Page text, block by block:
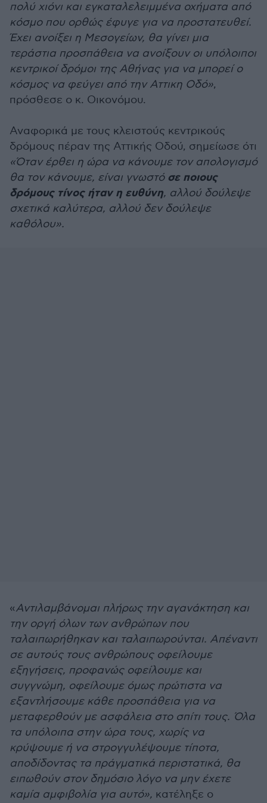
πολύ χιόνι και εγκαταλελειμμένα οχήματα από
κόσμο που ορθώς έφυγε για να προστατευθεί.
Έχει ανοίξει η Μεσογείων, θα γίνει μια
τεράστια προσπάθεια να ανοίξουν οι υπόλοιποι
κεντρικοί δρόμοι της Αθήνας για να μπορεί ο
κόσμος να φεύγει από την Αττικη Οδό»,
πρόσθεσε ο κ. Οικονόμου.
Αναφορικά με τους κλειστούς κεντρικούς
δρόμους πέραν της Αττικής Οδού, σημείωσε ότι
«Όταν έρθει η ώρα να κάνουμε τον απολογισμό
θα τον κάνουμε, είναι γνωστό σε ποιους
δρόμους τίνος ήταν η ευθύνη, αλλού δούλεψε
σχετικά καλύτερα, αλλού δεν δούλεψε
καθόλου».
«Αντιλαμβάνομαι πλήρως την αγανάκτηση και
την οργή όλων των ανθρώπων που
ταλαιπωρήθηκαν και ταλαιπωρούνται. Απέναντι
σε αυτούς τους ανθρώπους οφείλουμε
εξηγήσεις, προφανώς οφείλουμε και
συγγνώμη, οφείλουμε όμως πρώτιστα να
εξαντλήσουμε κάθε προσπάθεια για να
μεταφερθούν με ασφάλεια στο σπίτι τους. Όλα
τα υπόλοιπα στην ώρα τους, χωρίς να
κρύψουμε ή να στρογγυλέψουμε τίποτα,
αποδίδοντας τα πράγματικά περιστατικά, θα
ειπωθούν στον δημόσιο λόγο να μην έχετε
καμία αμφιβολία για αυτό», κατέληξε ο